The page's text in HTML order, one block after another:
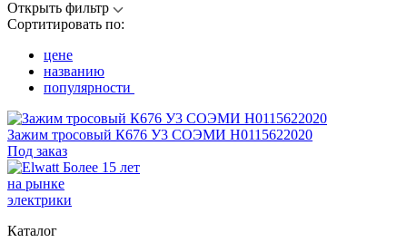
Открыть фильтр
Сортитировать по:
цене
названию
популярности
Зажим тросовый К676 У3 СОЭМИ Н0115622020
Под заказ
Более 15 лет
на рынке
электрики
Каталог